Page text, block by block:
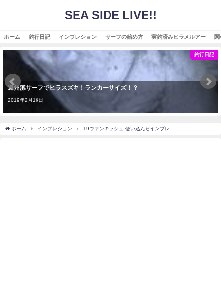
SEA SIDE LIVE!!
ホーム 釣行日記 インプレション サーフの始め方 実釣済みヒラメルアー 関
釣行日記
遠州灘サーフでヒラスズキ！ランカーサイズ！？
2019年2月16日
ホーム インプレション 19ヴァンキッシュ 使い込んだインプレ